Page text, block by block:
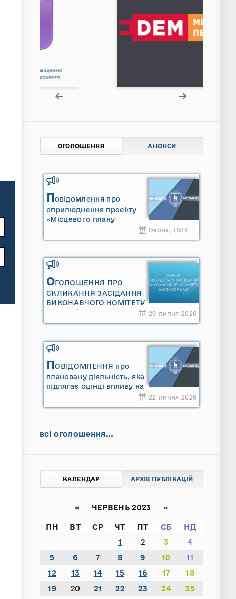
ОГОЛОШЕННЯ АНОНСИ
Повідомлення про
оприлюднення проекту
«Місцевого плану
Сарненської міської
та «Звіту про стратегічну
екологічну оцінку
«Місцевого плану
управління відходами
Сарненської міської
територіальної громади»
Вчора, 16:14
ОГОЛОШЕННЯ ПРО
СКЛИКАННЯ ЗАСІДАННЯ
ВИКОНАВЧОГО КОМІТЕТУ
МІСЬКОЇ РАДИ
29 липня 2026
ПОВІДОМЛЕННЯ про
плановану діяльність, яка
підлягає оцінці впливу на
довкілля ТОВАРИСТВО З
ОБМЕЖЕНОЮ
22 липня 2026
всі оголошення...
КАЛЕНДАР АРХІВ ПУБЛІКАЦІЙ
« ЧЕРВЕНЬ 2023 »
ПН ВТ СР ЧТ ПТ СБ
НД
1
2 3
4
5
6 7 8 9 10
11
12
13 14 15 16 17
18
19
20 21 22 23 24
25